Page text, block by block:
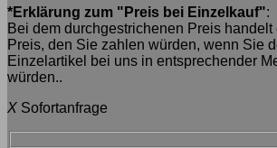
*Erklärung zum "Preis bei Einzelkauf":
Bei dem durchgestrichenen Preis handelt
Preis, den Sie zahlen würden, wenn Sie
Einzelartikel bei uns in entsprechender
würden..
X Sofortanfrage